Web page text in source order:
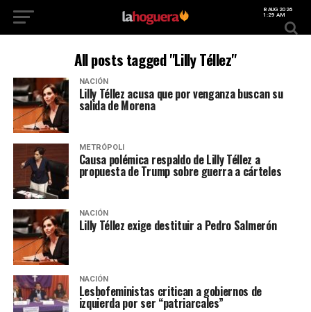
8 AUG 2026
1:29 AM
All posts tagged "Lilly Téllez"
NACIÓN
Lilly Téllez acusa que por venganza buscan su
salida de Morena
METRÓPOLI
Causa polémica respaldo de Lilly Téllez a
propuesta de Trump sobre guerra a cárteles
NACIÓN
Lilly Téllez exige destituir a Pedro Salmerón
NACIÓN
Lesbofeministas critican a gobiernos de
izquierda por ser “patriarcales”